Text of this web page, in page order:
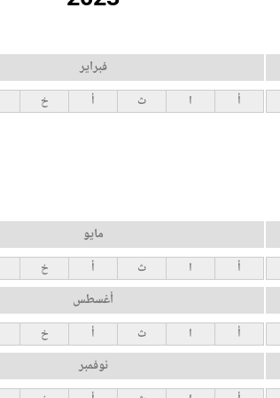
فبراير
أ ا ث أ خ
مايو
أ ا ث أ خ
أغسطس
أ ا ث أ خ
نوفمبر